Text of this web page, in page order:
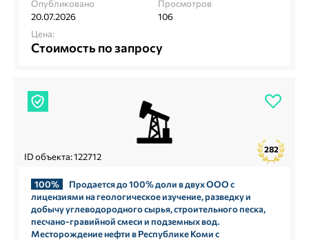
Опубликовано
20.07.2026
Просмотров
106
Цена:
Стоимость по запросу
ID объекта: 122712
282
100%
Продается до 100% доли в двух ООО с
лицензиями на геологическое изучение, разведку и
добычу углеводородного сырья, строительного песка,
песчано-гравийной смеси и подземных вод.
Месторождение нефти в Республике Коми с